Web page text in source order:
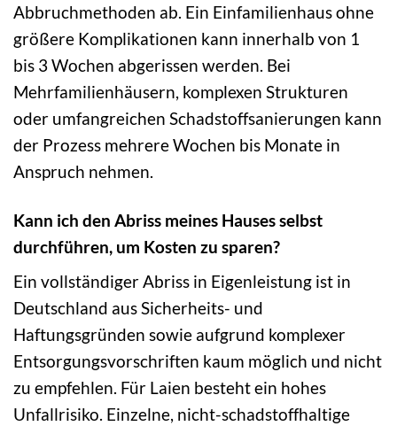
Abbruchmethoden ab. Ein Einfamilienhaus ohne
größere Komplikationen kann innerhalb von 1
bis 3 Wochen abgerissen werden. Bei
Mehrfamilienhäusern, komplexen Strukturen
oder umfangreichen Schadstoffsanierungen kann
der Prozess mehrere Wochen bis Monate in
Anspruch nehmen.
Kann ich den Abriss meines Hauses selbst
durchführen, um Kosten zu sparen?
Ein vollständiger Abriss in Eigenleistung ist in
Deutschland aus Sicherheits- und
Haftungsgründen sowie aufgrund komplexer
Entsorgungsvorschriften kaum möglich und nicht
zu empfehlen. Für Laien besteht ein hohes
Unfallrisiko. Einzelne, nicht-schadstoffhaltige